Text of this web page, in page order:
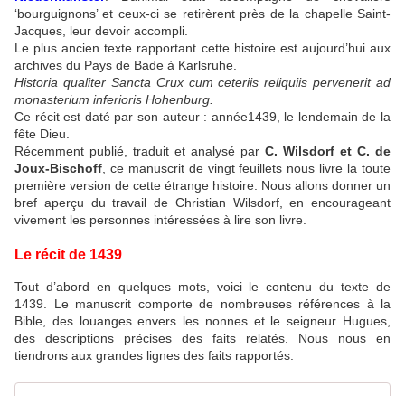
‘bourguignons’ et ceux-ci se retirèrent près de la chapelle Saint-
Jacques, leur devoir accompli.
Le plus ancien texte rapportant cette histoire est aujourd’hui aux
archives du Pays de Bade à Karlsruhe.
Historia qualiter Sancta Crux cum ceteriis reliquiis pervenerit ad
monasterium inferioris Hohenburg.
Ce récit est daté par son auteur : année1439, le lendemain de la
fête Dieu.
Récemment publié, traduit et analysé par C. Wilsdorf et C. de
Joux-Bischoff , ce manuscrit de vingt feuillets nous livre la toute
première version de cette étrange histoire. Nous allons donner un
bref aperçu du travail de Christian Wilsdorf, en encourageant
vivement les personnes intéressées à lire son livre.
Le récit de 1439
Tout d’abord en quelques mots, voici le contenu du texte de
1439. Le manuscrit comporte de nombreuses références à la
Bible, des louanges envers les nonnes et le seigneur Hugues,
des descriptions précises des faits relatés. Nous nous en
tiendrons aux grandes lignes des faits rapportés.